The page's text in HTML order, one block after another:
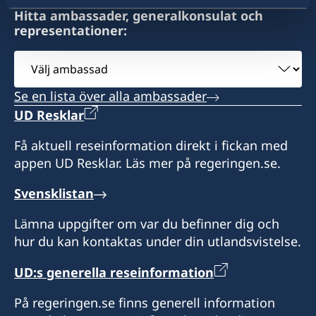
Dominica
Måndag - fredag, 08.00 - 16.00
Honorärkonsul
Damian Whitchurch-Aird
Hitta ambassader, generalkonsulat och
representationer:
Välj
ambassad
Se en lista över alla ambassader
UD Resklar
Få aktuell reseinformation direkt i fickan med
appen UD Resklar. Läs mer på regeringen.se.
Svensklistan
Lämna uppgifter om var du befinner dig och
hur du kan kontaktas under din utlandsvistelse.
UD:s generella reseinformation
På regeringen.se finns generell information